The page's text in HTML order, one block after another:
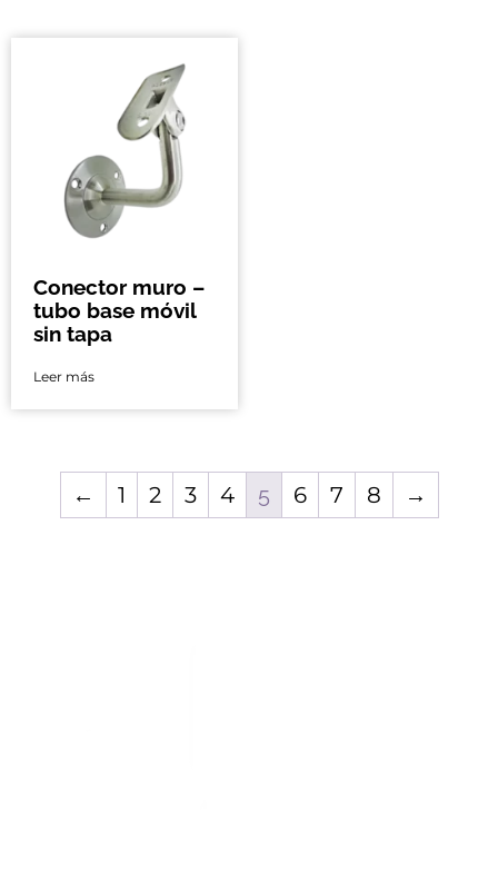
Conector muro –
tubo base móvil
sin tapa
Leer más
← 1 2 3 4 5 6 7 8 →